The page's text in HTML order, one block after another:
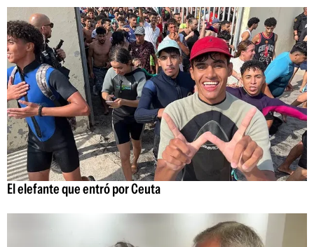
El elefante que entró por Ceuta